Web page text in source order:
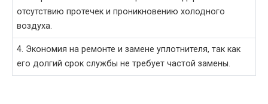
отсутствию протечек и проникновению холодного
воздуха.
4. Экономия на ремонте и замене уплотнителя, так как
его долгий срок службы не требует частой замены.